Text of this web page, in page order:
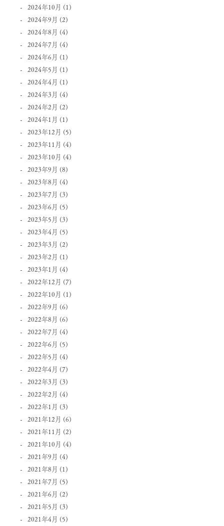
2024年10月 (1)
2024年9月 (2)
2024年8月 (4)
2024年7月 (4)
2024年6月 (1)
2024年5月 (1)
2024年4月 (1)
2024年3月 (4)
2024年2月 (2)
2024年1月 (1)
2023年12月 (5)
2023年11月 (4)
2023年10月 (4)
2023年9月 (8)
2023年8月 (4)
2023年7月 (3)
2023年6月 (5)
2023年5月 (3)
2023年4月 (5)
2023年3月 (2)
2023年2月 (1)
2023年1月 (4)
2022年12月 (7)
2022年10月 (1)
2022年9月 (6)
2022年8月 (6)
2022年7月 (4)
2022年6月 (5)
2022年5月 (4)
2022年4月 (7)
2022年3月 (3)
2022年2月 (4)
2022年1月 (3)
2021年12月 (6)
2021年11月 (2)
2021年10月 (4)
2021年9月 (4)
2021年8月 (1)
2021年7月 (5)
2021年6月 (2)
2021年5月 (3)
2021年4月 (5)